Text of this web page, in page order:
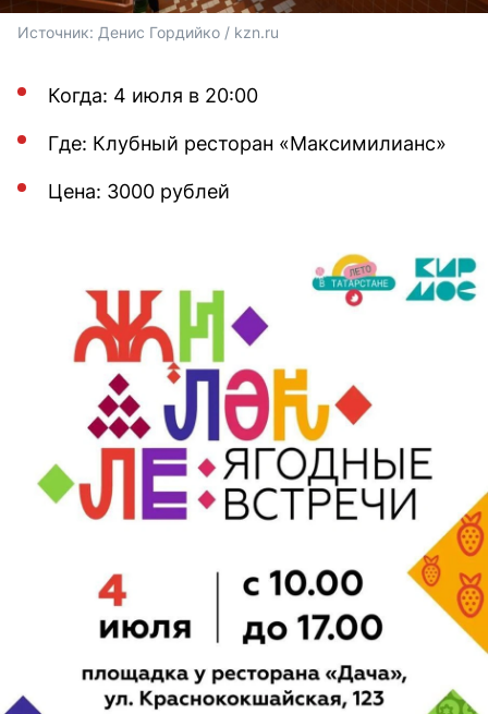
Источник: Денис Гордийко / kzn.ru
Когда: 4 июля в 20:00
Где: Клубный ресторан «Максимилианс»
Цена: 3000 рублей